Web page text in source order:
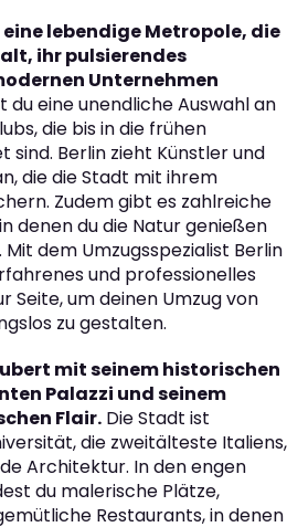
lebendige Metropole, die
ihr pulsierendes
Unternehmen
du eine unendliche Auswahl an
die bis in die frühen
Berlin zieht Künstler und
die die Stadt mit ihrem
Zudem gibt es zahlreiche
denen du die Natur genießen
dem Umzugsspezialist Berlin
und professionelles
Seite, um deinen Umzug von
zu gestalten.
mit seinem historischen
Palazzi und seinem
Flair. Die Stadt ist
die zweitälteste Italiens,
Architektur. In den engen
du malerische Plätze,
Restaurants, in denen